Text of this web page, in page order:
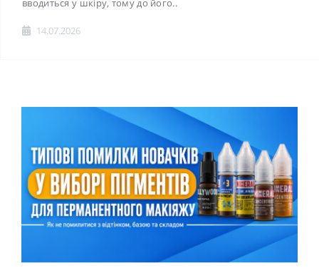
вводиться у шкіру, тому до його..
14.07.2026